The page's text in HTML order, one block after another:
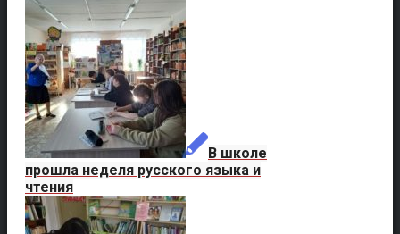
В школе
прошла неделя русского языка и
чтения